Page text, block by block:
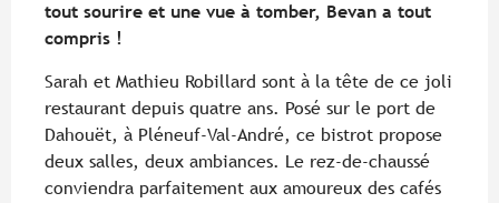
tout sourire et une vue à tomber, Bevan a tout
compris !
Sarah et Mathieu Robillard sont à la tête de ce joli
restaurant depuis quatre ans. Posé sur le port de
Dahouët, à Pléneuf-Val-André, ce bistrot propose
deux salles, deux ambiances. Le rez-de-chaussé
conviendra parfaitement aux amoureux des cafés